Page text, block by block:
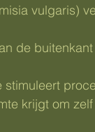
vulgaris)
de
stimuleert
krijgt om